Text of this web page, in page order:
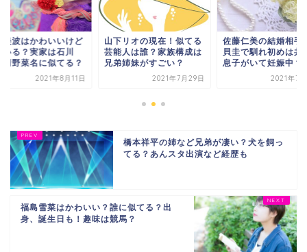
美波はかわいいけど
いる？実家は石川
清野菜名に似てる？
2021年8月11日
山下リオの現在！似てる
芸能人は誰？家族構成は
兄弟姉妹がすごい？
2021年7月29日
佐藤仁美の結婚相手
貝圭で馴れ初めは共
息子がいて妊娠中？
2021年7
橋本祥平の姉など兄弟が凄い？犬を飼っ
てる？あんスタ出演など経歴も
福島雪菜はかわいい？誰に似てる？出
身、誕生日も！趣味は競馬？